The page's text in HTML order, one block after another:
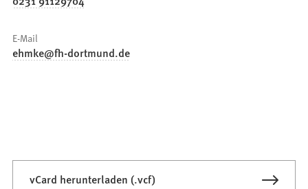
E-Mail
ehmke fh-dortmund de
vCard herunterladen (.vcf)